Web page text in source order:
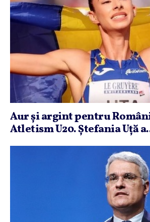
Aur şi argint pentru
Atletism U20. Ştefania Uţă